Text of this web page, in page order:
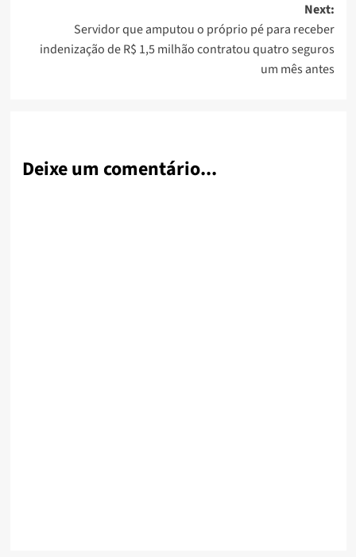
Next:
Servidor que amputou o próprio pé para receber
indenização de R$ 1,5 milhão contratou quatro seguros
um mês antes
Deixe um comentário...